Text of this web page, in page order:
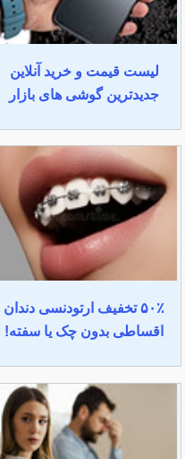
لیست قیمت و خرید آنلاین
جدیدترین گوشی های بازار
۵۰٪ تخفیف ارتودنسی دندان
اقساطی بدون چک یا سفته!